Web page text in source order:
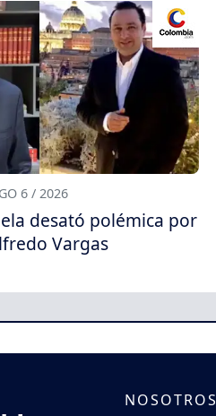
6 / 2026
desató polémica por
Vargas
NOSOTROS